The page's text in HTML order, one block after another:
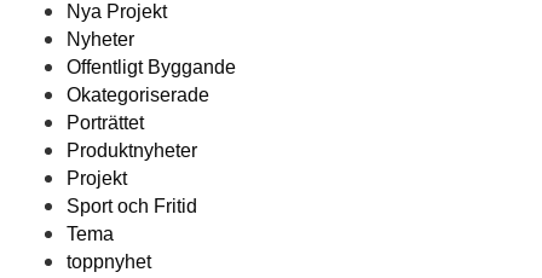
Nya Projekt
Nyheter
Offentligt Byggande
Okategoriserade
Porträttet
Produktnyheter
Projekt
Sport och Fritid
Tema
toppnyhet